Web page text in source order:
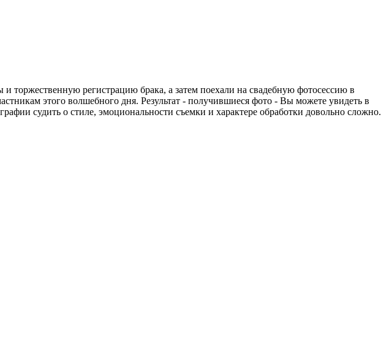
регистрацию брака, а затем поехали на свадебную фотосессию в
этого волшебного дня. Результат - получившиеся фото - Вы можете увидеть в
судить о стиле, эмоциональности съемки и характере обработки довольно сложно.